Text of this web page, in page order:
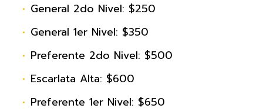
General 2do Nivel: $250
General 1er Nivel: $350
Preferente 2do Nivel: $500
Escarlata Alta: $600
Preferente 1er Nivel: $650